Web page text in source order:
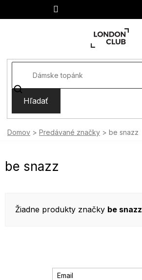
Hľadať
Domov Predávané značky be snazz
be snazz
Žiadne produkty značky be snazz
Email